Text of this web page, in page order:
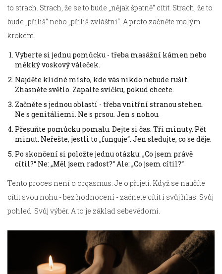
to strach. Strach, že se to bude „nějak špatně“ cítit. Strach, že to
bude „příliš“ nebo „příliš zvláštní“. A proto začněte malým
krokem.
Vyberte si jednu pomůcku - třeba masážní kámen nebo
měkký voskový váleček.
Najděte klidné místo, kde vás nikdo nebude rušit.
Zhasněte světlo. Zapalte svíčku, pokud chcete.
Začněte s jednou oblastí - třeba vnitřní stranou stehen.
Ne s genitáliemi. Ne s prsou. Jen s nohou.
Přesuňte pomůcku pomalu. Dejte si čas. Tři minuty. Pět
minut. Neřešte, jestli to „funguje“. Jen sledujte, co se děje.
Po skončení si položte jednu otázku: „Co jsem právě
cítil?“ Ne: „Měl jsem radost?“ Ale: „Co jsem cítil?“
Tento proces není o orgasmus. Je o přijetí. Když se naučíte
cítit svou nohu - bez hodnocení - začnete cítit i svůj hlas. Svůj
pohled. Svůj výběr. A to je základ sebevědomí.